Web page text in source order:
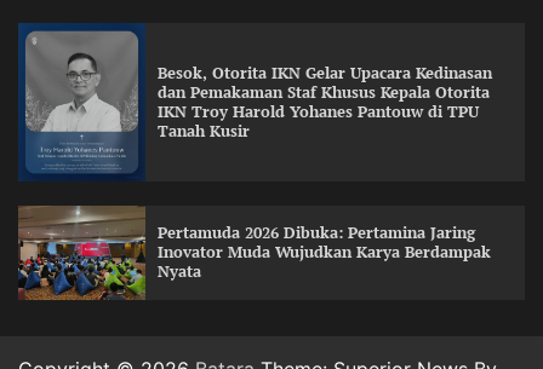
Besok, Otorita IKN Gelar Upacara Kedinasan
dan Pemakaman Staf Khusus Kepala Otorita
IKN Troy Harold Yohanes Pantouw di TPU
Tanah Kusir
Pertamuda 2026 Dibuka: Pertamina Jaring
Inovator Muda Wujudkan Karya Berdampak
Nyata